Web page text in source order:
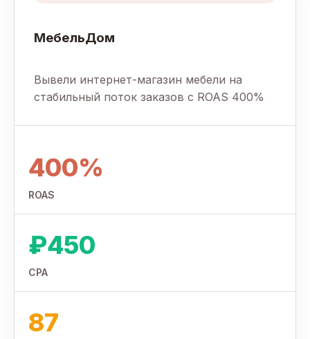
МебельДом
Вывели интернет-магазин мебели на
стабильный поток заказов с ROAS 400%
400%
ROAS
₽450
CPA
87